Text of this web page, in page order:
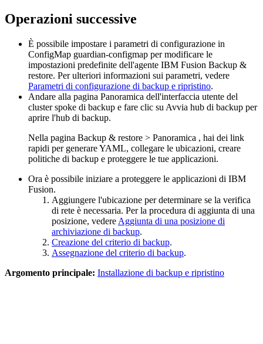
Operazioni successive
È possibile impostare i parametri di configurazione in
ConfigMap guardian-configmap per modificare le
impostazioni predefinite dell'agente IBM Fusion Backup &
restore. Per ulteriori informazioni sui parametri, vedere
Parametri di configurazione di backup e ripristino.
Andare alla pagina Panoramica dell'interfaccia utente del
cluster spoke di backup e fare clic su Avvia hub di backup per
aprire l'hub di backup.
Nella pagina Backup & restore > Panoramica , hai dei link
rapidi per generare YAML, collegare le ubicazioni, creare
politiche di backup e proteggere le tue applicazioni.
Ora è possibile iniziare a proteggere le applicazioni di IBM
Fusion.
Aggiungere l'ubicazione per determinare se la verifica
di rete è necessaria. Per la procedura di aggiunta di una
posizione, vedere Aggiunta di una posizione di
archiviazione di backup.
Creazione del criterio di backup.
Assegnazione del criterio di backup.
Argomento principale: Installazione di backup e ripristino